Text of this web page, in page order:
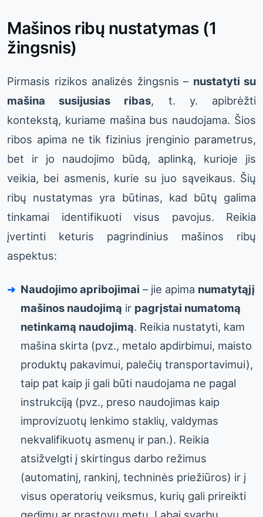
Mašinos ribų nustatymas (1
žingsnis)
Pirmasis rizikos analizės žingsnis – nustatyti su
mašina susijusias ribas, t. y. apibrėžti
kontekstą, kuriame mašina bus naudojama. Šios
ribos apima ne tik fizinius įrenginio parametrus,
bet ir jo naudojimo būdą, aplinką, kurioje jis
veikia, bei asmenis, kurie su juo sąveikaus. Šių
ribų nustatymas yra būtinas, kad būtų galima
tinkamai identifikuoti visus pavojus. Reikia
įvertinti keturis pagrindinius mašinos ribų
aspektus:
Naudojimo apribojimai – jie apima numatytąjį
mašinos naudojimą ir pagrįstai numatomą
netinkamą naudojimą. Reikia nustatyti, kam
mašina skirta (pvz., metalo apdirbimui, maisto
produktų pakavimui, palečių transportavimui),
taip pat kaip ji gali būti naudojama ne pagal
instrukciją (pvz., preso naudojimas kaip
improvizuotų lenkimo staklių, valdymas
nekvalifikuotų asmenų ir pan.). Reikia
atsižvelgti į skirtingus darbo režimus
(automatinį, rankinį, techninės priežiūros) ir į
visus operatorių veiksmus, kurių gali prireikti